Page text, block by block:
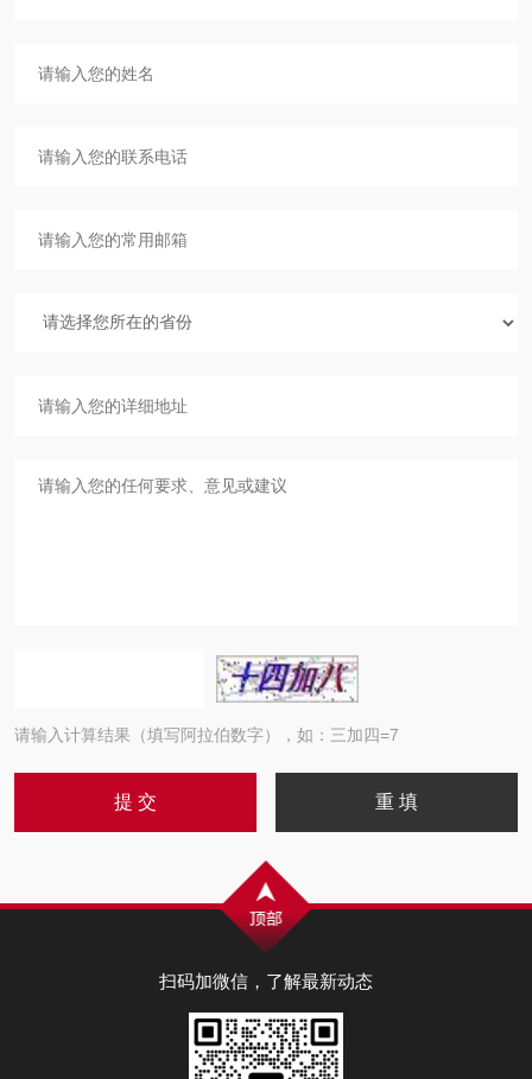
请输入计算结果（填写阿拉伯数字），如：三加四=7
扫码加微信，了解最新动态